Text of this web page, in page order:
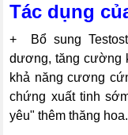
Tác dụng
+ Bổ sung
dương, tăng cường
khả năng cương
chứng xuất tinh
yêu" thêm thăng hoa.